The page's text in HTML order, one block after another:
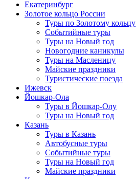
Екатеринбург
Золотое кольцо России
Туры по Золотому кольцу
Событийные туры
Туры на Новый год
Новогодние каникулы
Туры на Масленицу
Майские праздники
Туристические поезда
Ижевск
Йошкар-Ола
Туры в Йошкар-Олу
Туры на Новый год
Казань
Туры в Казань
Автобусные туры
Событийные туры
Туры на Новый год
Майские праздники